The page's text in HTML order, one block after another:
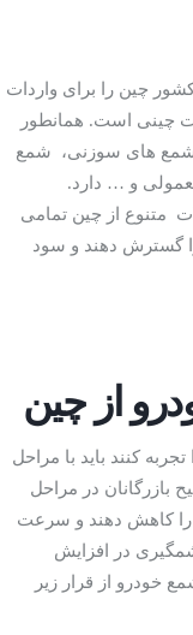
چین را برای واردات
چینی است. همانطور
شمع های سوزنی، شمع
و … دارد.
متنوع از چین تمامی
گسترش دهند و سود
از چین
کنند باید با مراحل
بازرگانان در مراحل
را کاهش دهند و سرعت
در افزایش
خودرو از قرار زیر